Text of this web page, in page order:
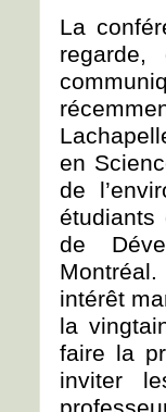
La
en
de
de
intérêt
la
faire la
inviter